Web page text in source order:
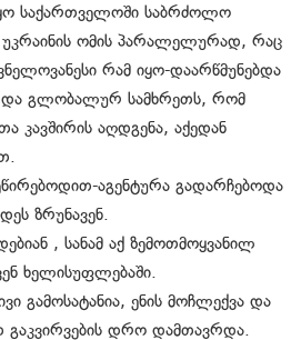
საქართველოში საბრძოლო
უკრაინის ომის პარალელურად, რაც
რამ იყო-დაარწმუნებდა
და გლობალურ სამხრეთს, რომ
კავშირის აღდგენა, აქედან
აგენტურა გადარჩებოდა
ზრუნავენ.
, სანამ აქ ზემოთმოყვანილ
ხელისუფლებაში.
გამოსატანია, ენის მოჩლექვა და
გაკვირვების დრო დამთავრდა.